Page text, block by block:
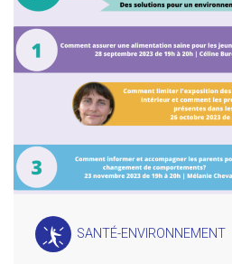
SANTÉ-ENVIRONNEMENT